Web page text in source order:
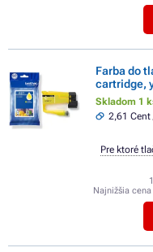
Farba do
cartridge,
Skladom 1
2,61 Cent
Najnižšia
Pre ktoré